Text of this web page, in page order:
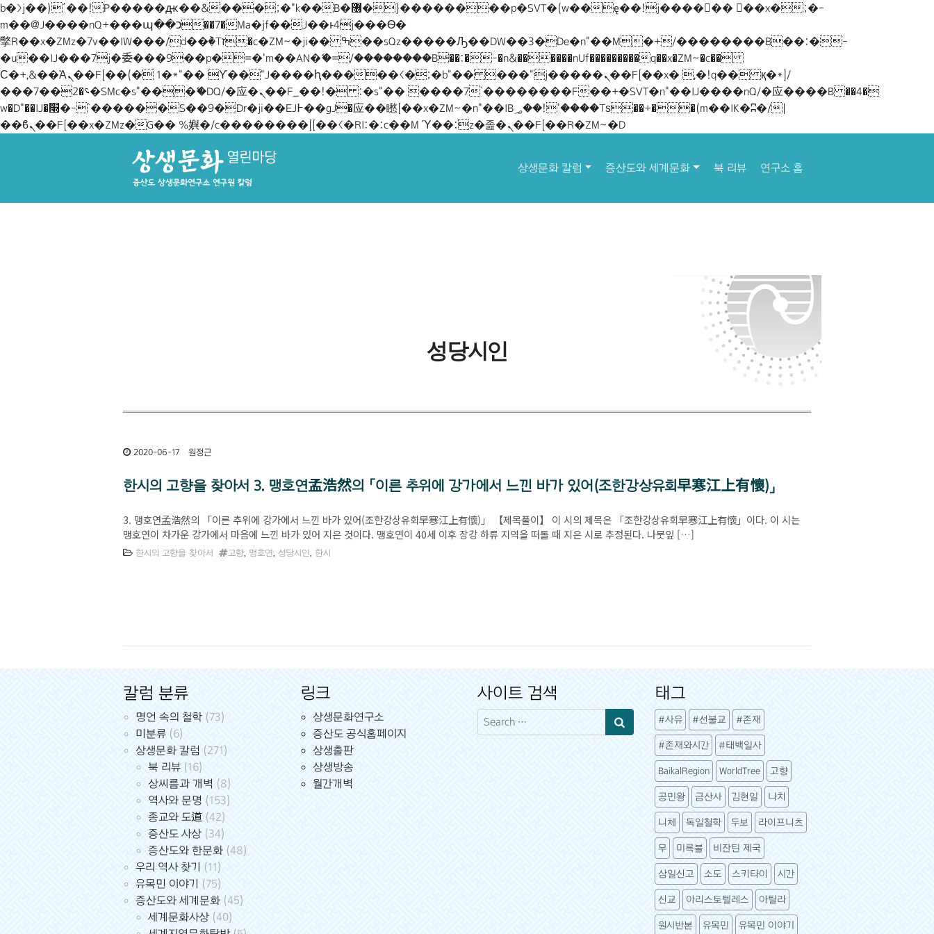
b�>j��)΄��!P�����ԫ��&���;�"k��B�޶�}��������p�SVT�(w��ę��!j������ ��x�;�-
m��@J����nQ+���պ��כ��7�Ma�jf��J��ͱ4j���Ѳ�
撆R��x�ZMz�7v��IW���/d��ٞ�Тז�c�ZM~�ji�� ߒ��sQz�����Ԡ��DW��3�De�n"��M�+/��������B��:�-
�u��IJ���7j�委���9��p�=�'m��AN�ޭ�=/��������B��:�-�n&������nUf���������q��x�ZM~�c��
Ϲ�+,&��Ὰܢ��F[��(�1�*"�� ϒ��"J����ԧ�����<�;�b"�� ���"j�����ܢ��F[��x� ,�!q�� қ�*]/
���؝�2��7�SMc�s"���ޭ�DQ/�应�ܢ��F_��!� :�s"�� ����7`��������F��+�SVT�n"��IJ����nQ/�应����B ��4�
w�D"��IJ�׭�-`������S��9�Dr�ji��EJ߅��gJ�应��矁[��x�ZM~�n"��IB؃��!'����Тѕ��+��(m��IK�ʭ�/|
��ϐܢ��F[��x�ZMz�G�� %嬩�/c��������[[��<�RI:�:c��MΎ��:z�졾�ܢ��F[��R�ZM~�D
Skip to content
Main Navigation
상생문화 칼럼 증산도와 세계문화 북 리뷰 연구소 홈
성당시인
2020-06-17 원정근
한시의 고향을 찾아서 3. 맹호연孟浩然의 「이른 추위에 강가에서 느낀 바가 있어(조한강상유회早寒江上有懷)」
3. 맹호연孟浩然의 「이른 추위에 강가에서 느낀 바가 있어(조한강상유회早寒江上有懷)」 【제목풀이】 이 시의 제목은 「조한강상유회早寒江上有懷」이다. 이 시는
맹호연이 차가운 강가에서 마음에 느낀 바가 있어 지은 것이다. 맹호연이 40세 이후 장강 하류 지역을 떠돌 때 지은 시로 추정된다. 나뭇잎 […]
한시의 고향을 찾아서 고향, 맹호연, 성당시인, 한시
칼럼 분류
명언 속의 철학 (73)
미분류 (6)
상생문화 칼럼 (271)
북 리뷰 (16)
상씨름과 개벽 (8)
역사와 문명 (153)
종교와 도道 (42)
증산도 사상 (34)
증산도와 한문화 (48)
우리 역사 찾기
(11)
유목민 이야기
(75)
증산도와 세계문화 (45)
세계문화사상 (40)
링크
상생문화연구소
증산도 공식홈페이지
상생출판
상생방송
월간개벽
사이트 검색
Search
태그
#사유 #선불교 #존재
#존재와시간 #태백일사
BaikalRegion WorldTree 고향
공민왕 금산사 김현일 나치
니체 독일철학 두보 라이프니츠
무 미륵불 비잔틴 제국
삼일신고 소도 스키타이 시간
신교 아리스토텔레스 아틸라
원시반본 유목민 유목민 이야기